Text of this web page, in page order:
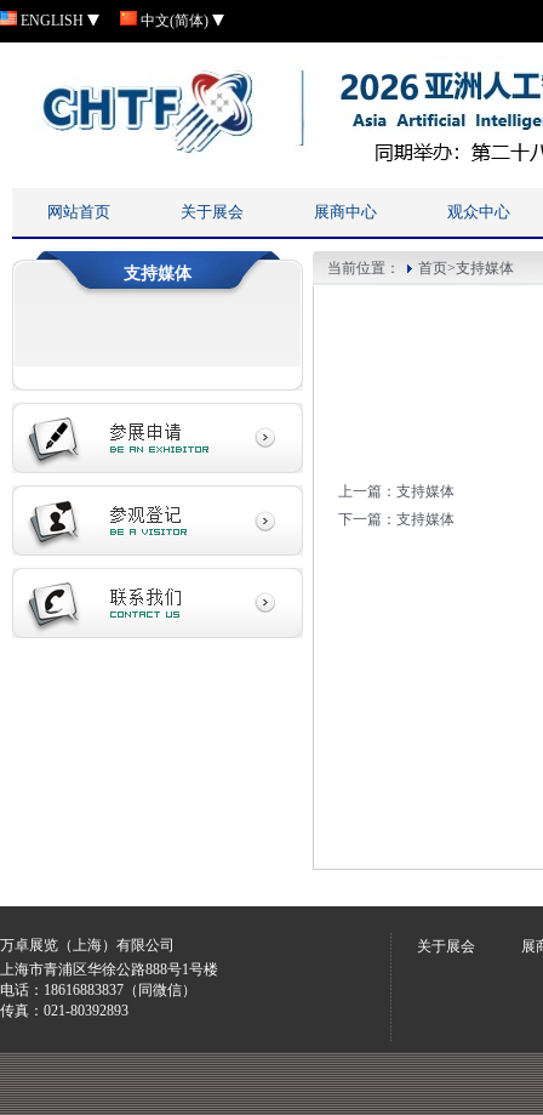
ENGLISH 中文(简体)
网站首页 关于展会 展商中心 观众中心
支持媒体 当前位置： 首页>支持媒体
上一篇： 支持媒体
下一篇： 支持媒体
万卓展览（上海）有限公司 关于展会
展
上海市青浦区华徐公路888号1号楼
电话：18616883837（同微信）
传真：021-80392893